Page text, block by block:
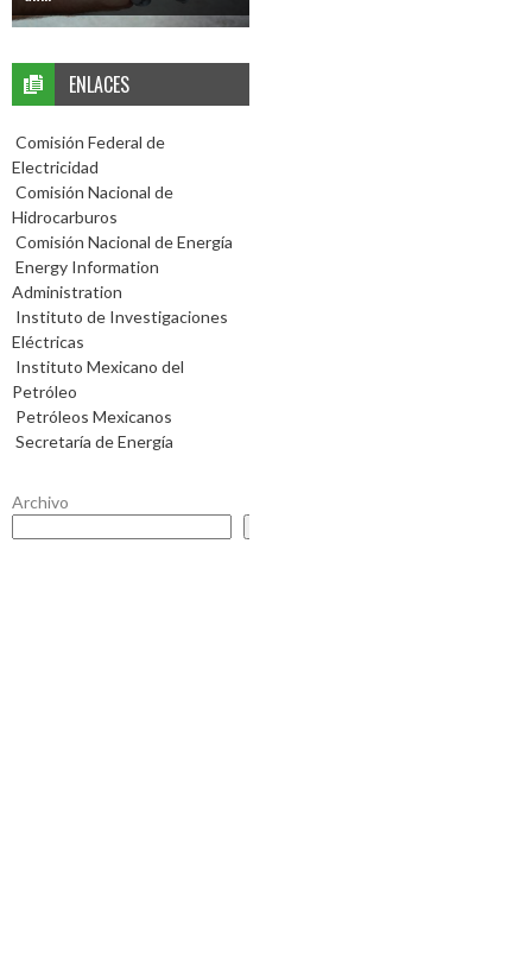
ENLACES
Comisión Federal de
Electricidad
Comisión Nacional de
Hidrocarburos
Comisión Nacional de Energía
Energy Information
Administration
Instituto de Investigaciones
Eléctricas
Instituto Mexicano del
Petróleo
Petróleos Mexicanos
Secretaría de Energía
Archivo